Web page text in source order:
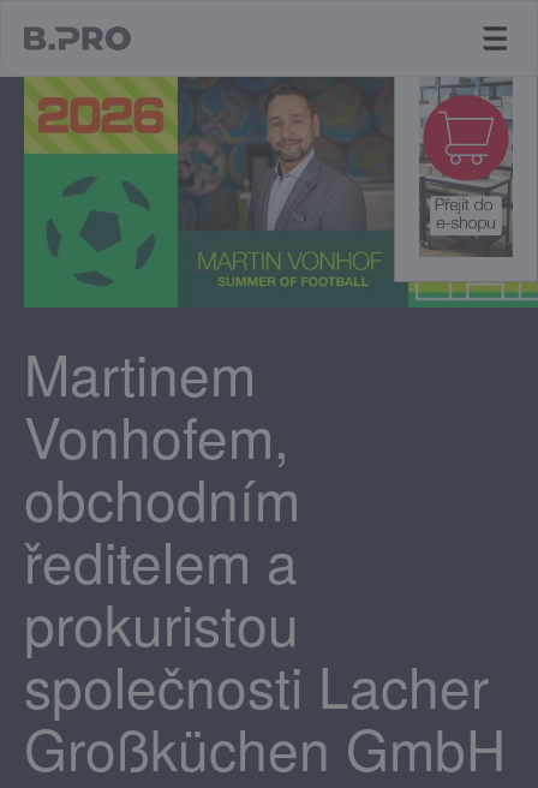
Martinem
Vonhofem,
obchodním
ředitelem a
prokuristou
společnosti Lacher
Großküchen GmbH